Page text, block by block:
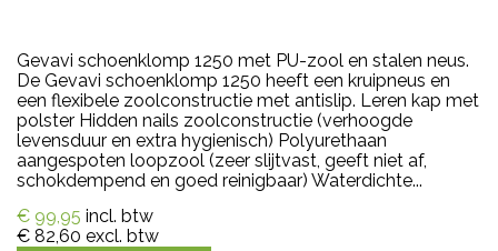
Gevavi schoenklomp 1250 met PU-zool en stalen neus.
De Gevavi schoenklomp 1250 heeft een kruipneus en
een flexibele zoolconstructie met antislip. Leren kap met
polster Hidden nails zoolconstructie (verhoogde
levensduur en extra hygienisch) Polyurethaan
aangespoten loopzool (zeer slijtvast, geeft niet af,
schokdempend en goed reinigbaar) Waterdichte...
€ 99,95 incl. btw
€ 82,60 excl. btw